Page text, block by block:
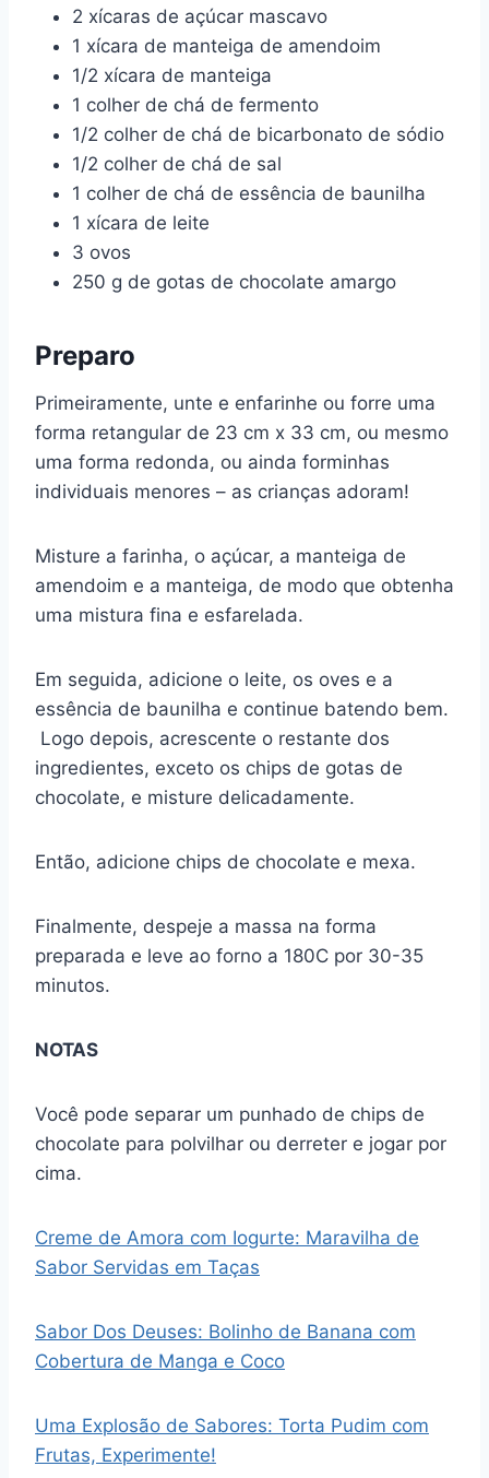
2 xícaras de açúcar mascavo
1 xícara de manteiga de amendoim
1/2 xícara de manteiga
1 colher de chá de fermento
1/2 colher de chá de bicarbonato de sódio
1/2 colher de chá de sal
1 colher de chá de essência de baunilha
1 xícara de leite
3 ovos
250 g de gotas de chocolate amargo
Preparo
Primeiramente, unte e enfarinhe ou forre uma
forma retangular de 23 cm x 33 cm, ou mesmo
uma forma redonda, ou ainda forminhas
individuais menores – as crianças adoram!
Misture a farinha, o açúcar, a manteiga de
amendoim e a manteiga, de modo que obtenha
uma mistura fina e esfarelada.
Em seguida, adicione o leite, os oves e a
essência de baunilha e continue batendo bem.
Logo depois, acrescente o restante dos
ingredientes, exceto os chips de gotas de
chocolate, e misture delicadamente.
Então, adicione chips de chocolate e mexa.
Finalmente, despeje a massa na forma
preparada e leve ao forno a 180C por 30-35
minutos.
NOTAS
Você pode separar um punhado de chips de
chocolate para polvilhar ou derreter e jogar por
cima.
Creme de Amora com Iogurte: Maravilha de
Sabor Servidas em Taças
Sabor Dos Deuses: Bolinho de Banana com
Cobertura de Manga e Coco
Uma Explosão de Sabores: Torta Pudim com
Frutas, Experimente!